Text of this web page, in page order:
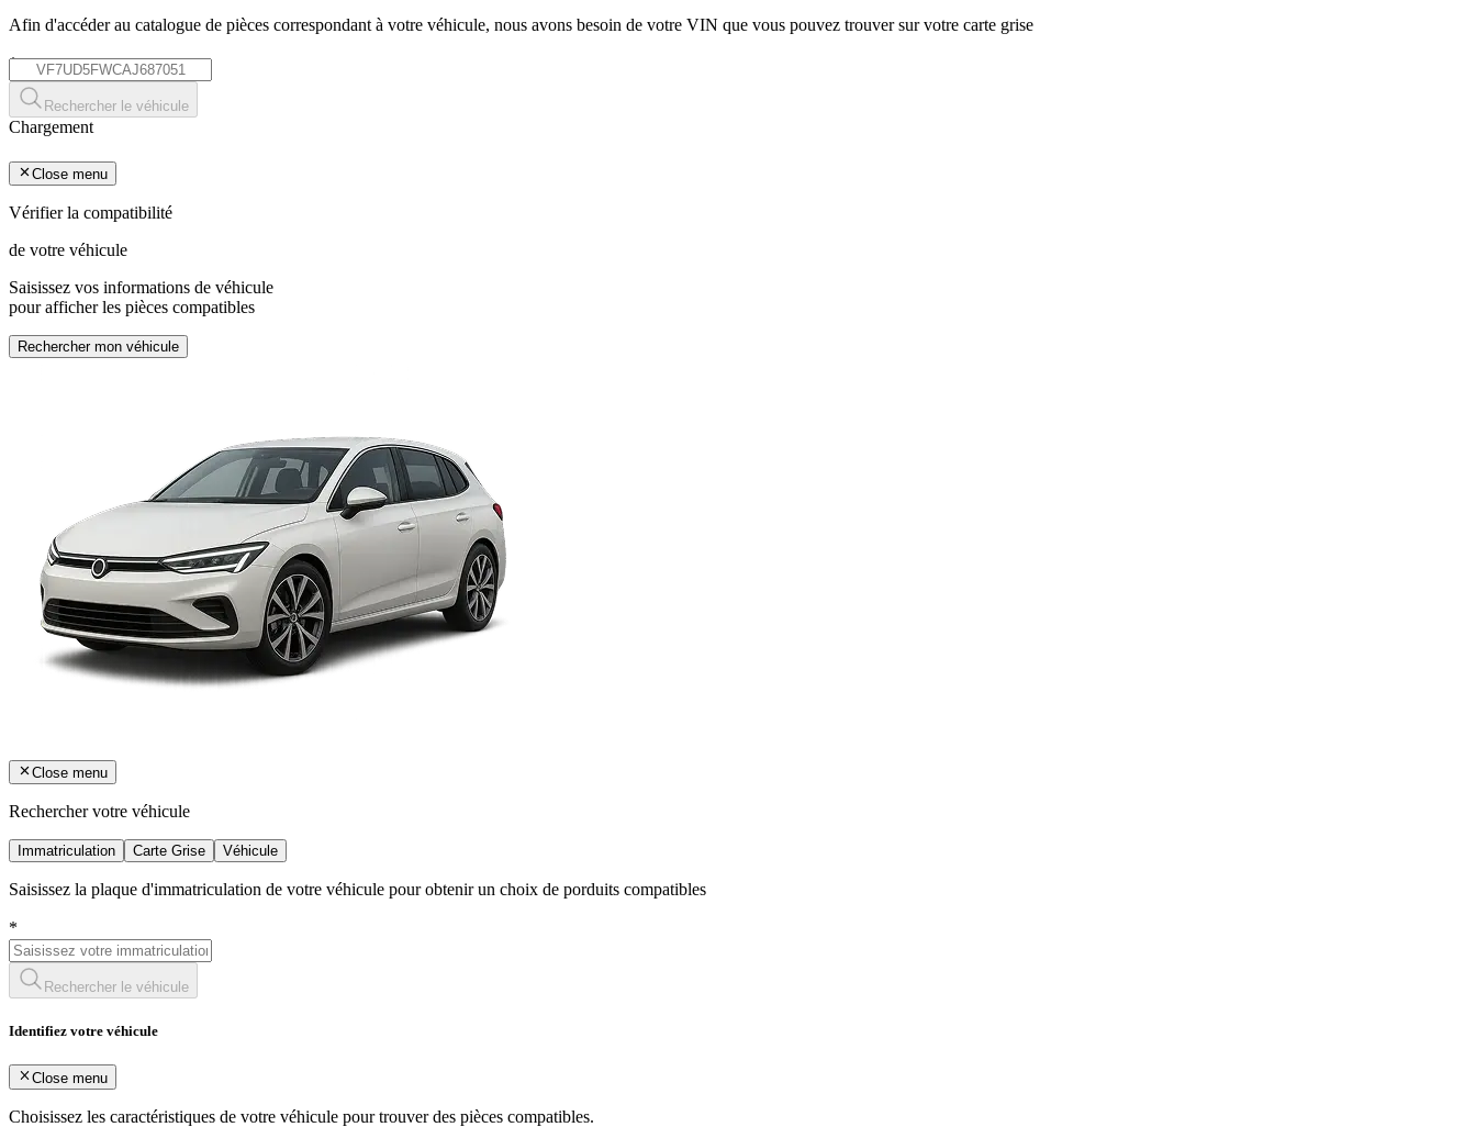
Afin d'accéder au catalogue de pièces correspondant à votre véhicule, nous avons besoin de votre VIN que vous pouvez trouver sur votre carte grise
*
Rechercher le véhicule
Chargement
Close menu
Vérifier la compatibilité
de votre véhicule
Saisissez vos informations de véhicule
pour afficher les pièces compatibles
Rechercher mon véhicule
Close menu
Rechercher votre véhicule
Immatriculation Carte Grise Véhicule
Saisissez la plaque d'immatriculation de votre véhicule pour obtenir un choix de porduits compatibles
*
Rechercher le véhicule
Identifiez votre véhicule
Close menu
Choisissez les caractéristiques de votre véhicule pour trouver des pièces compatibles.